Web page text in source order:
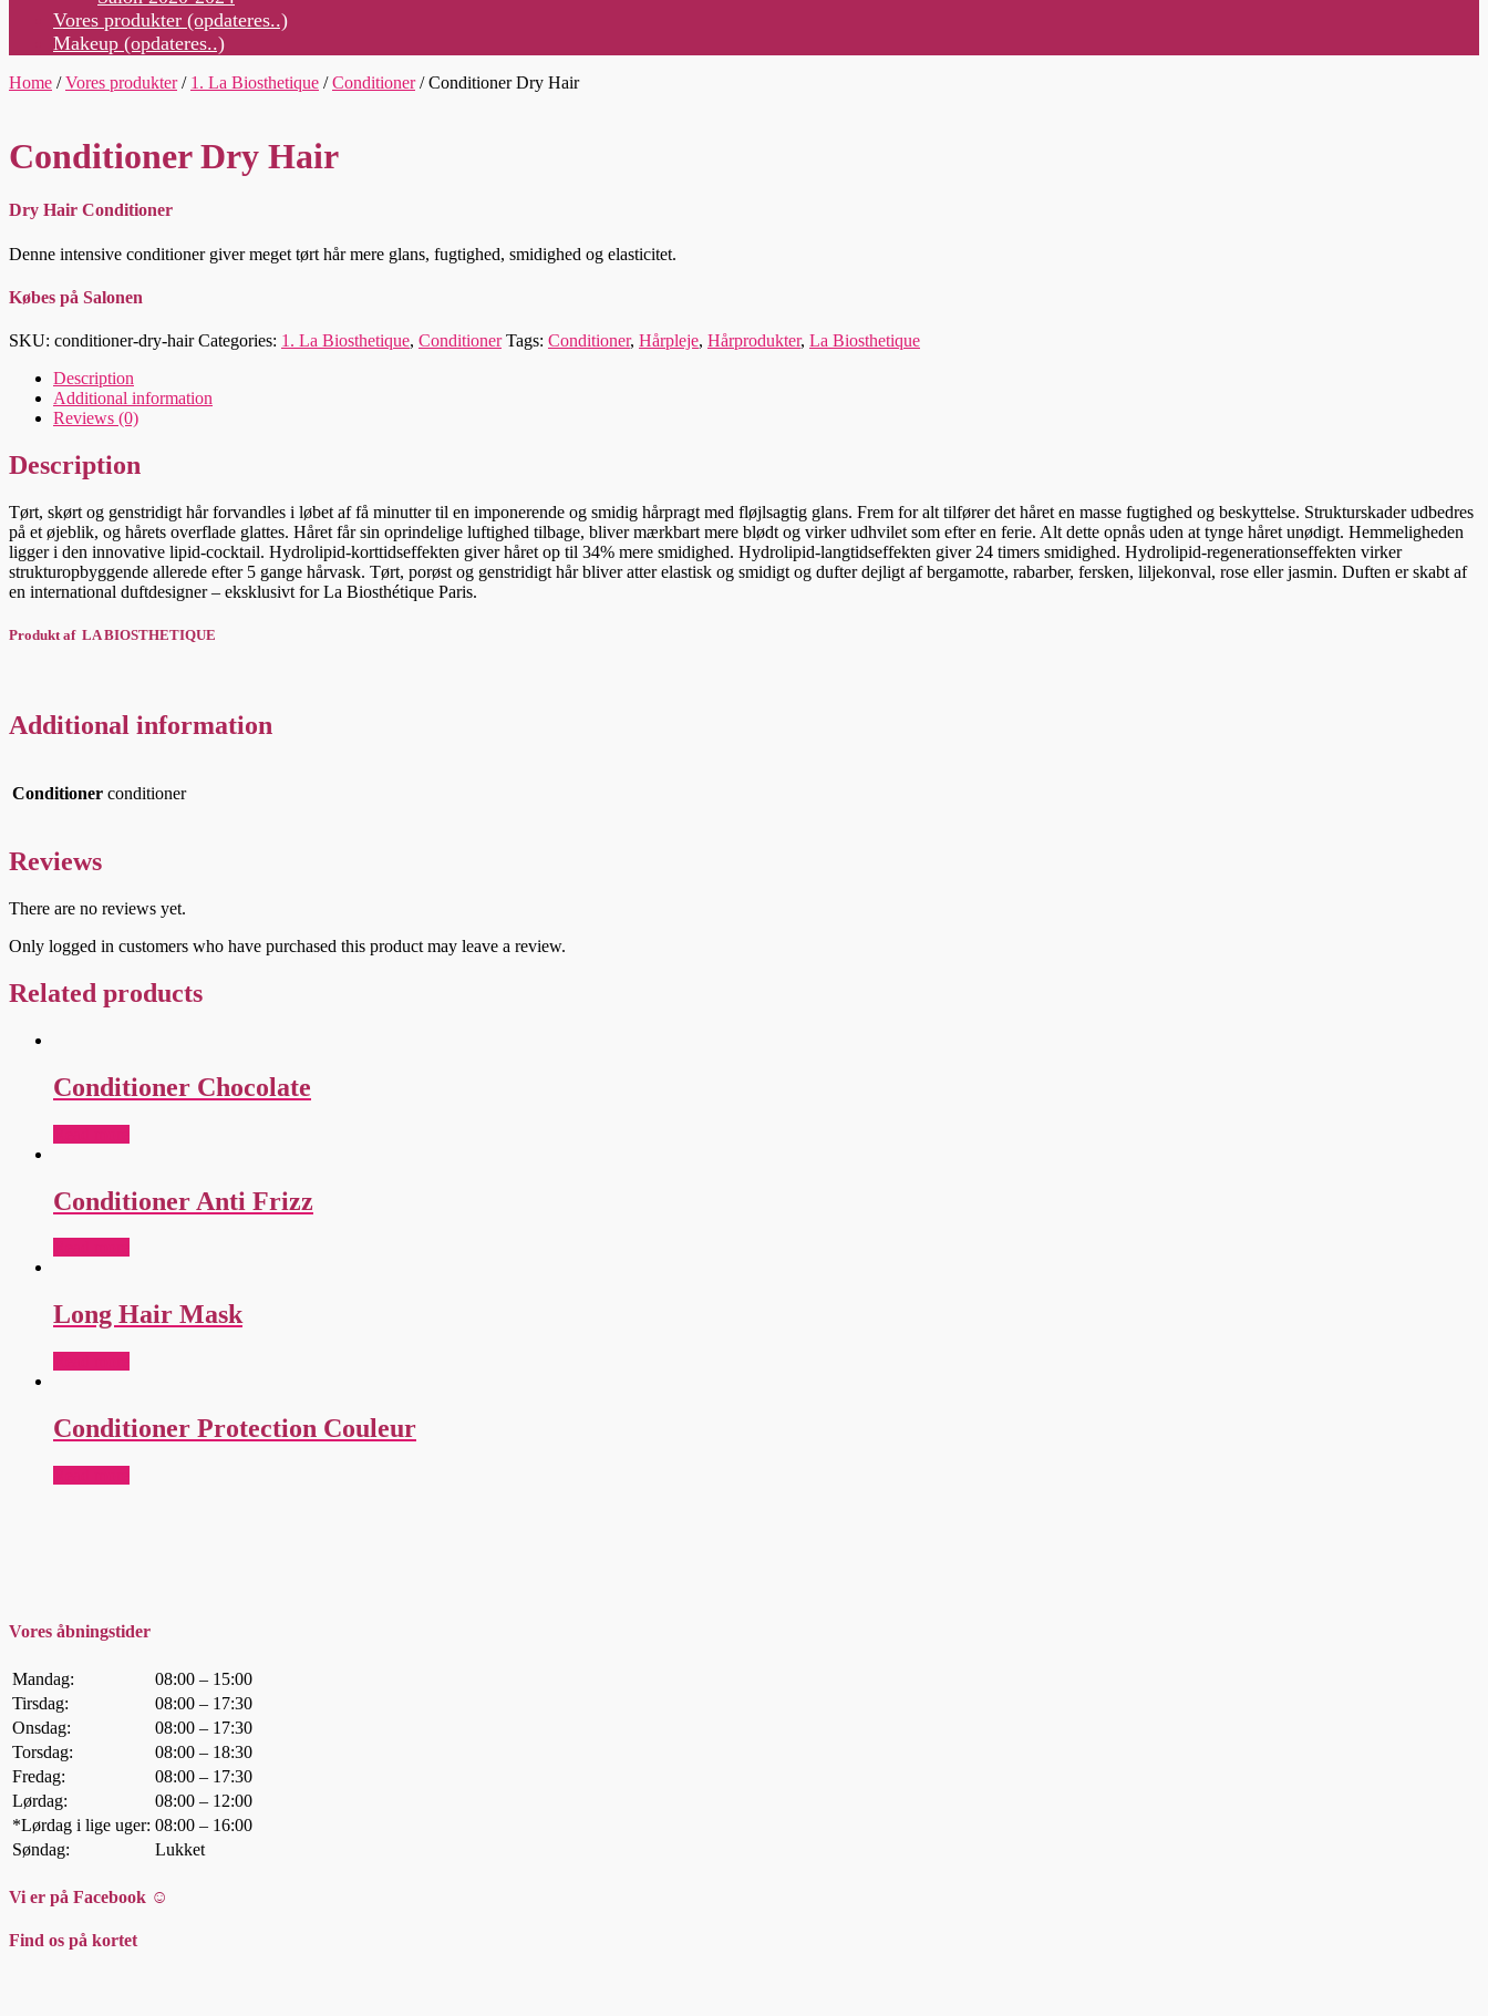
Vores produkter (opdateres..)
Makeup (opdateres..)
Home /Vores produkter/ 1. La Biosthetique /Conditioner/ Conditioner Dry Hair
Conditioner Dry Hair
Dry Hair Conditioner
Denne intensive conditioner giver meget tørt hår mere glans, fugtighed, smidighed og elasticitet.
Købes på Salonen
SKU: conditioner-dry-hair Categories: 1. La Biosthetique, Conditioner Tags: Conditioner, Hårpleje, Hårprodukter, La Biosthetique
Description
Additional information
Reviews (0)
Description
Tørt, skørt og genstridigt hår forvandles i løbet af få minutter til en imponerende og smidig hårpragt med fløjlsagtig glans. Frem for alt tilfører det håret en masse fugtighed og beskyttelse. Strukturskader udbedres
på et øjeblik, og hårets overflade glattes. Håret får sin oprindelige luftighed tilbage, bliver mærkbart mere blødt og virker udhvilet som efter en ferie. Alt dette opnås uden at tynge håret unødigt. Hemmeligheden
ligger i den innovative lipid-cocktail. Hydrolipid-korttidseffekten giver håret op til 34% mere smidighed. Hydrolipid-langtidseffekten giver 24 timers smidighed. Hydrolipid-regenerationseffekten virker
strukturopbyggende allerede efter 5 gange hårvask. Tørt, porøst og genstridigt hår bliver atter elastisk og smidigt og dufter dejligt af bergamotte, rabarber, fersken, liljekonval, rose eller jasmin. Duften er skabt af
en international duftdesigner – eksklusivt for La Biosthétique Paris.
Produkt af LA BIOSTHETIQUE
Additional information
Conditioner conditioner
Reviews
There are no reviews yet.
Only logged in customers who have purchased this product may leave a review.
Related products
Conditioner Chocolate
Conditioner Anti Frizz
Long Hair Mask
Conditioner Protection Couleur
Vores åbningstider
Mandag:
08:00 – 15:00
Tirsdag:
08:00 – 17:30
Onsdag:
08:00 – 17:30
Torsdag:
08:00 – 18:30
Fredag:
08:00 – 17:30
Lørdag:
08:00 – 12:00
*Lørdag i lige uger: 08:00 – 16:00
Søndag:
Lukket
Vi er på Facebook ☺
Find os på kortet